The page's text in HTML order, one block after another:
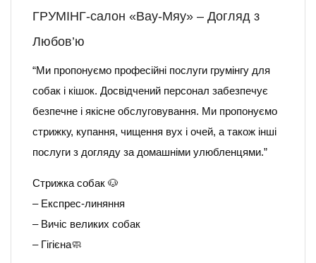
ГРУМІНГ-салон «Вау-Мяу» – Догляд з
Любов’ю
“Ми пропонуємо професійні послуги грумінгу для
собак і кішок. Досвідчений персонал забезпечує
безпечне і якісне обслуговування. Ми пропонуємо
стрижку, купання, чищення вух і очей, а також інші
послуги з догляду за домашніми улюбленцями.”
Стрижка собак 🐶
– Експрес-линяння
– Вичіс великих собак
– Гігієна🧼